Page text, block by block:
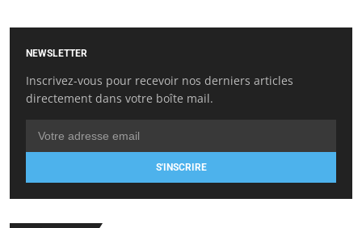
NEWSLETTER
Inscrivez-vous pour recevoir nos derniers articles
directement dans votre boîte mail.
S'INSCRIRE